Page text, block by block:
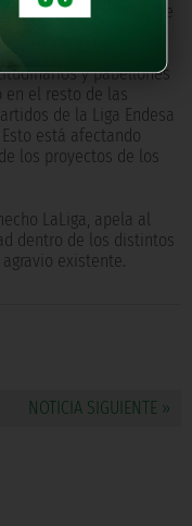
la ACB, reunida este
contradicción
del deporte y del
y pabellones
el resto de las
de la Liga Endesa
está afectando
los proyectos de los
LaLiga, apela al
dentro de los distintos
existente.
NOTICIA SIGUIENTE »